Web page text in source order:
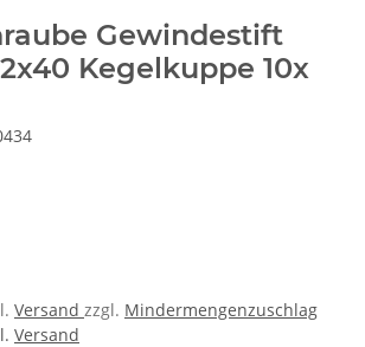
Gewindestift
Kegelkuppe 10x
Versand zzgl. Mindermengenzuschlag
Versand